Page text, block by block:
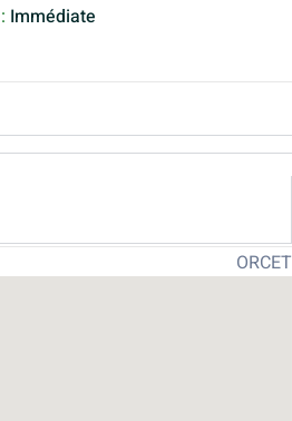
Immédiate
ORCET